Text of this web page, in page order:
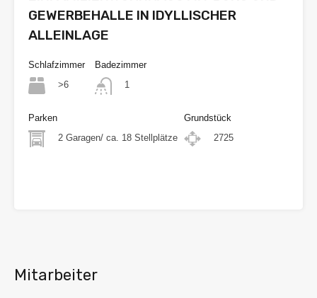
GEWERBEHALLE IN IDYLLISCHER
ALLEINLAGE
Schlafzimmer
>6
Badezimmer
1
Parken
2 Garagen/ ca. 18 Stellplätze
Grundstück
2725
Mitarbeiter